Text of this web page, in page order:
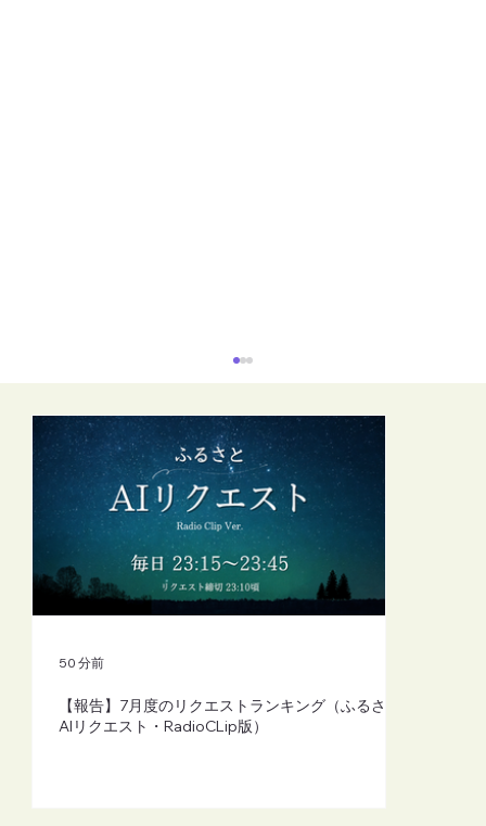
【FM-YRC】魔女michの隠れ家から
【報告】7月度のリクエストランキング（ふるさと
AIリクエスト・RadioCLip版）
50 分前